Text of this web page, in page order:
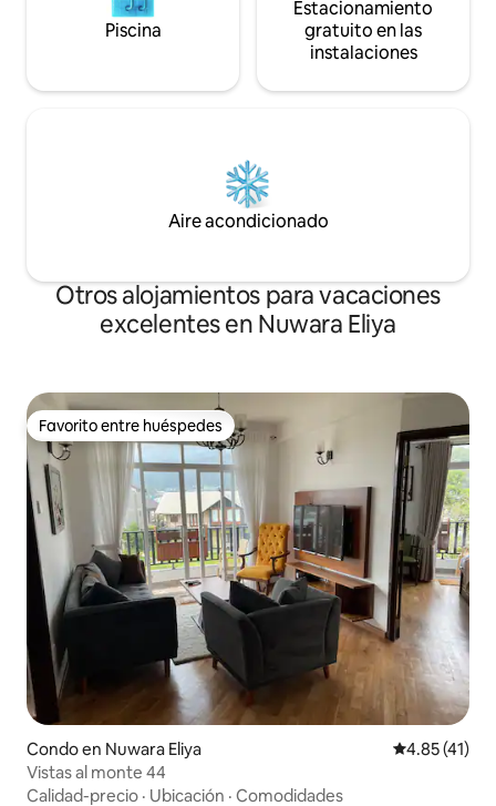
Piscina
Estacionamiento
gratuito en las
instalaciones
Aire acondicionado
Otros alojamientos para vacaciones
excelentes en Nuwara Eliya
Favorito entre huéspedes
Favorito entre huéspedes
Condo en Nuwara Eliya Calificación
4.85 (41)
Vistas al monte 44
Calidad-precio · Ubicación · Comodidades